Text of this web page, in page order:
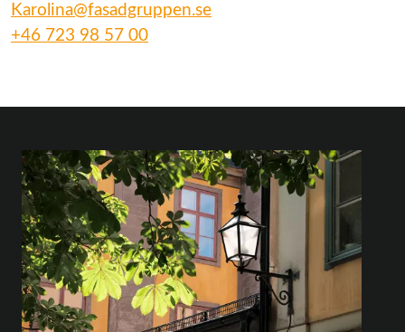
Karolina@fasadgruppen.se
+46 723 98 57 00